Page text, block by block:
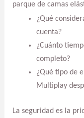
parque de camas
¿Qué
cuenta?
¿Cuánto
completo?
¿Qué tipo de
Multiplay
La seguridad es la